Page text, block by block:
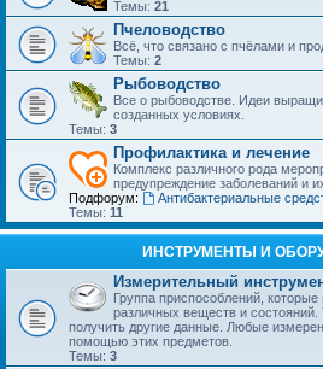
Темы: 21
Пчеловодство
Всё, что связано с пчёлами и
Темы: 2
Рыбоводство
Все о рыбоводстве. Идеи
созданных условиях.
Темы: 3
Профилактика и лечение
Комплекс различного рода
предупреждение заболеваний и
Подфорум:
Антибактериальные
Темы: 11
ИНСТРУМЕНТЫ И
Измерительный
Группа приспособлений,
различных веществ и состояний.
получить другие данные. Любые
помощью этих предметов.
Темы: 3